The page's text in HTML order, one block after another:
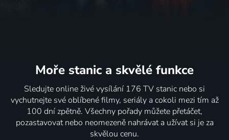
Moře stanic a skvělé funkce
Sledujte online živé vysílání 176 TV stanic nebo si
vychutnejte své oblíbené filmy, seriály a cokoli mezi tím až
100 dní zpětně. Všechny pořady můžete přetáčet,
pozastavovat nebo neomezeně nahrávat a užívat si je za
skvělou cenu.